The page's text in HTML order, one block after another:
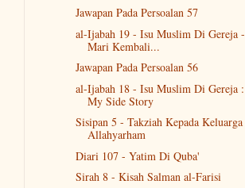
Jawapan Pada Persoalan 57
al-Ijabah 19 - Isu Muslim Di Gereja -
Mari Kembali...
Jawapan Pada Persoalan 56
al-Ijabah 18 - Isu Muslim Di Gereja :
My Side Story
Sisipan 5 - Takziah Kepada Keluarga
Allahyarham
Diari 107 - Yatim Di Quba'
Sirah 8 - Kisah Salman al-Farisi